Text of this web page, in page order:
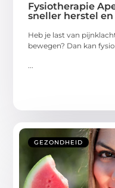
Fysiotherapie
sneller herstel
Heb je last van
bewegen? Dan kan
GEZONDHEID